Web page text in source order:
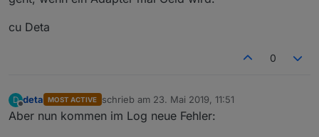
cu Deta
0
D deta MOST ACTIVE schrieb am 23. Mai 2019, 11:51
zuletzt editiert von
Aber nun kommen im Log neue Fehler: